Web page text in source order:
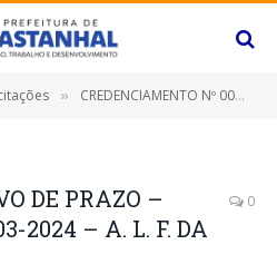
» CREDENCIAMENTO Nº 006/2022 – INEXIGIBILIDADE Nº 016/2022 (Credenciamento de empresas especializadas na prestação de serviços de locação de veículos tipo máquinas pesadas, passeio, utilitários, coletivos e de carga com condutor)
DE PRAZO –
2024 – A. L. F. DA
0